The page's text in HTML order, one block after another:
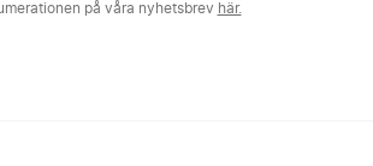
på våra nyhetsbrev här.